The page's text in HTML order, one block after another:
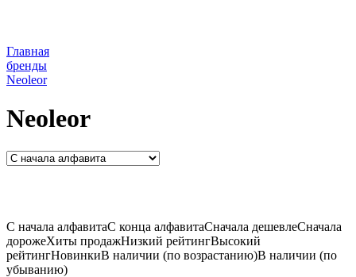
Главная
бренды
Neoleor
Neoleor
C начала алфавитаС конца алфавитаСначала дешевлеСначала
дорожеХиты продажНизкий рейтингВысокий
рейтингНовинкиВ наличии (по возрастанию)В наличии (по
убыванию)